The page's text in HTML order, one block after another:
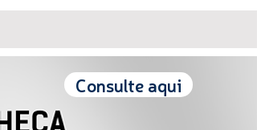
Consulte aqui